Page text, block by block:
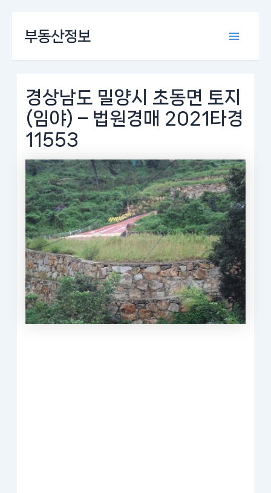
로
부동산정보
경상남도 밀양시 초동면 토지
(임야) – 법원경매 2021타경
11553